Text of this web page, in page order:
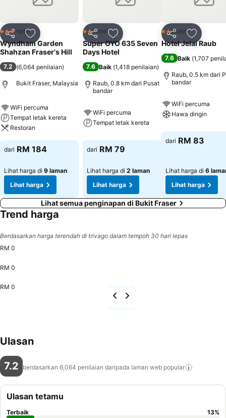
Kongsi Tambah ke favorit
3 Bintang
Hotel
Wyndham Garden
Shahzan Fraser's Hill
7.2 (6,064 penilaian)
Bukit Fraser, Malaysia
WiFi percuma
Tempat letak kereta
Restoran
dari RM 184
Lihat harga di 9 laman
Lihat harga
Kongsi Tambah ke favorit
2 Bintang
Hotel
Super OYO 635 Seven
Days Hotel
7.6 Baik (1,418 penilaian)
Raub, 0.8 km dari Pusat
bandar
WiFi percuma
Tempat letak kereta
dari RM 79
Lihat harga di 2 laman
Lihat harga
Kongsi Tambah
2 Bintang
Hotel
Hotel Jelai Raub
7.6 Baik (1,707
Raub, 0.5 km dari
bandar
WiFi percuma
Hawa dingin
dari RM 83
Lihat harga di 6
Lihat harga
Lihat semua penginapan di Bukit Fraser
Trend harga
Berdasarkan harga terendah di trivago dalam tempoh 30 hari lepas
RM 0
RM 0
RM 0
Ulasan
7.2 berdasarkan 6,064 penilaian daripada laman web popular
Ulasan tetamu
Terbaik 13%